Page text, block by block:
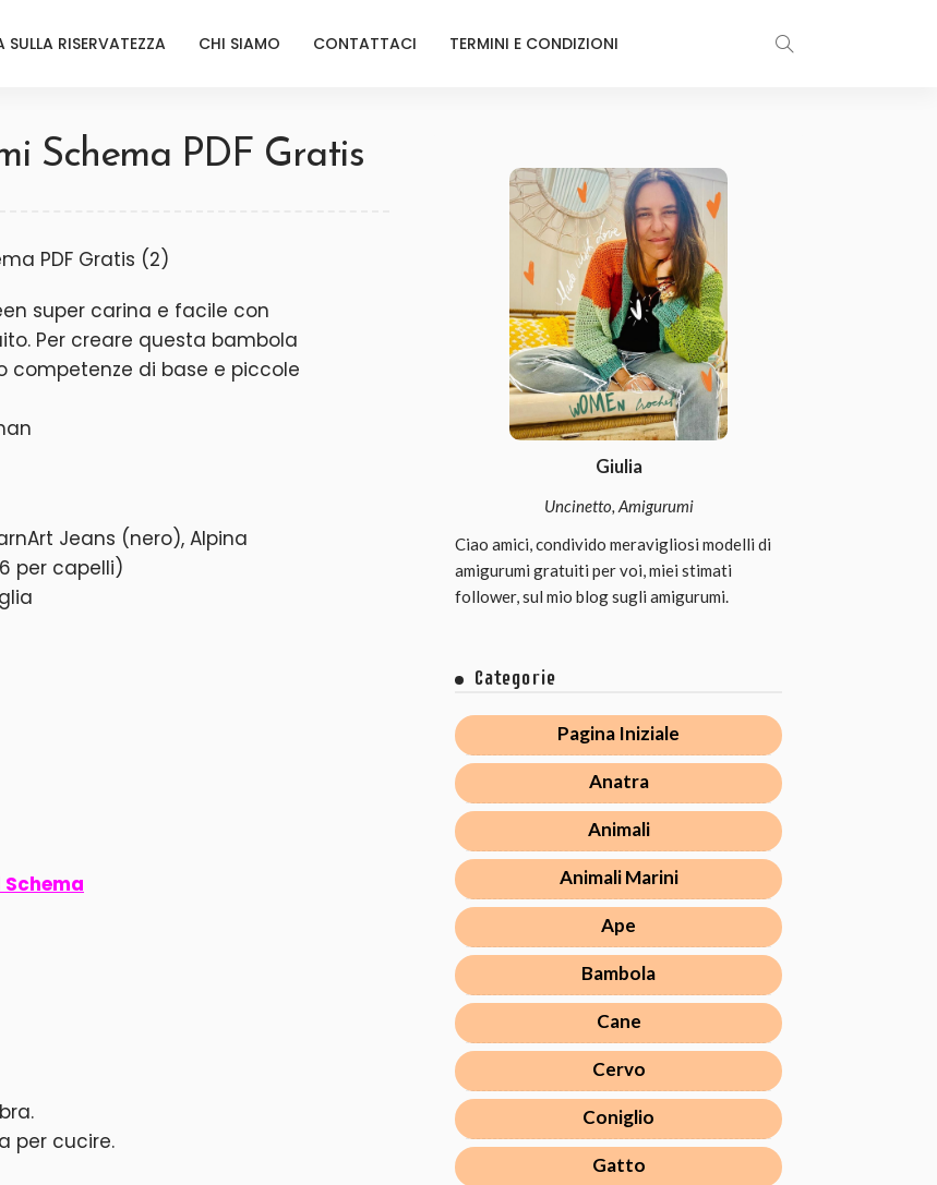
SULLA RISERVATEZZA CHI SIAMO CONTATTACI TERMINI E CONDIZIONI
Schema PDF Gratis
super carina e facile con
Per creare questa bambola
competenze di base e piccole
Jeans (nero), Alpina
per capelli)
per cucire.
Giulia
Uncinetto, Amigurumi
Ciao amici, condivido meravigliosi modelli di
amigurumi gratuiti per voi, miei stimati
follower, sul mio blog sugli amigurumi.
Categorie
Pagina Iniziale
Anatra
Animali
Animali Marini
Ape
Bambola
Cane
Cervo
Coniglio
Gatto